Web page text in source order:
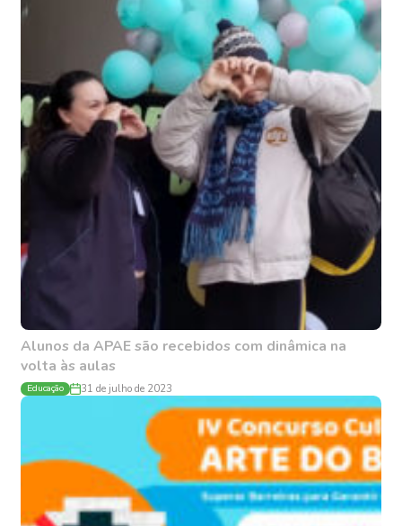
Alunos da APAE são recebidos com dinâmica na
volta às aulas
Educação 31 de julho de 2023